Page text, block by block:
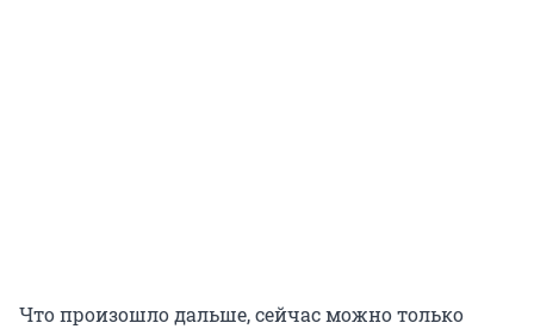
Что произошло дальше, сейчас можно только